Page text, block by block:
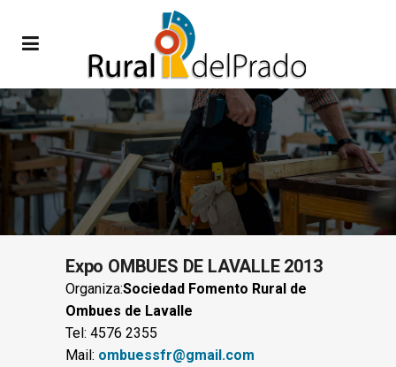
Expo OMBUES DE LAVALLE 2013
Organiza:Sociedad Fomento Rural de
Ombues de Lavalle
Tel: 4576 2355
Mail: ombuessfr@gmail.com